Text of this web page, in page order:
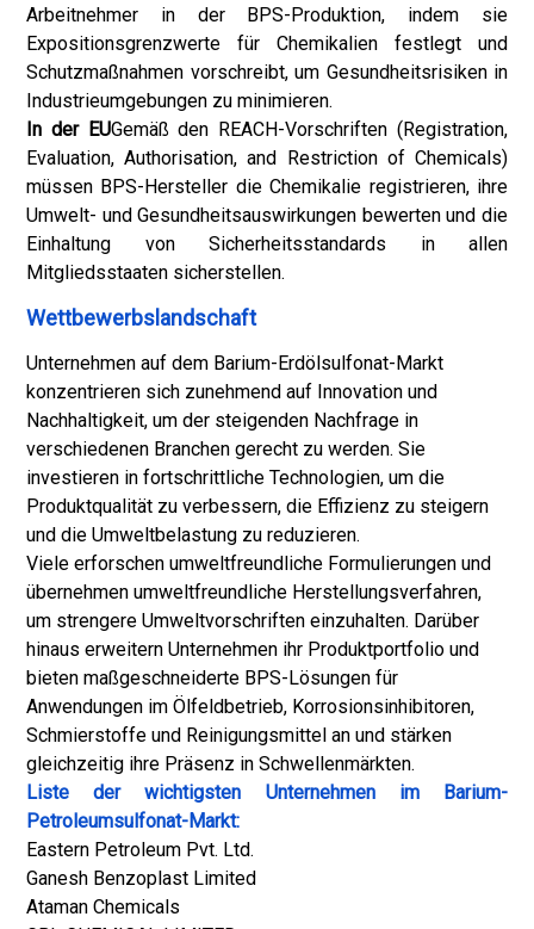
Arbeitnehmer in der BPS-Produktion, indem sie
Expositionsgrenzwerte für Chemikalien festlegt und
Schutzmaßnahmen vorschreibt, um Gesundheitsrisiken in
Industrieumgebungen zu minimieren.
In der EUGemäß den REACH-Vorschriften (Registration,
Evaluation, Authorisation, and Restriction of Chemicals)
müssen BPS-Hersteller die Chemikalie registrieren, ihre
Umwelt- und Gesundheitsauswirkungen bewerten und die
Einhaltung von Sicherheitsstandards in allen
Mitgliedsstaaten sicherstellen.
Wettbewerbslandschaft
Unternehmen auf dem Barium-Erdölsulfonat-Markt
konzentrieren sich zunehmend auf Innovation und
Nachhaltigkeit, um der steigenden Nachfrage in
verschiedenen Branchen gerecht zu werden. Sie
investieren in fortschrittliche Technologien, um die
Produktqualität zu verbessern, die Effizienz zu steigern
und die Umweltbelastung zu reduzieren.
Viele erforschen umweltfreundliche Formulierungen und
übernehmen umweltfreundliche Herstellungsverfahren,
um strengere Umweltvorschriften einzuhalten. Darüber
hinaus erweitern Unternehmen ihr Produktportfolio und
bieten maßgeschneiderte BPS-Lösungen für
Anwendungen im Ölfeldbetrieb, Korrosionsinhibitoren,
Schmierstoffe und Reinigungsmittel an und stärken
gleichzeitig ihre Präsenz in Schwellenmärkten.
Liste der wichtigsten Unternehmen im Barium-
Petroleumsulfonat-Markt:
Eastern Petroleum Pvt. Ltd.
Ganesh Benzoplast Limited
Ataman Chemicals